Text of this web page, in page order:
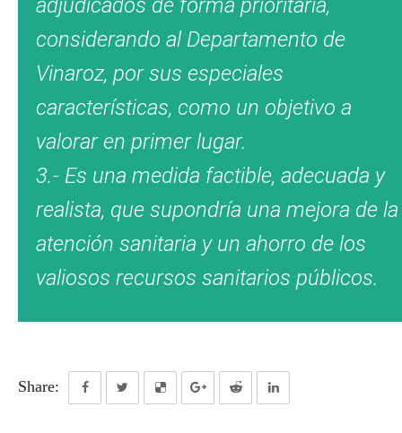
adjudicados de forma prioritaria,
considerando al Departamento de
Vinaroz, por sus especiales
características, como un objetivo a
valorar en primer lugar.
3.- Es una medida factible, adecuada y
realista, que supondría una mejora de la
atención sanitaria y un ahorro de los
valiosos recursos sanitarios públicos.
Share: